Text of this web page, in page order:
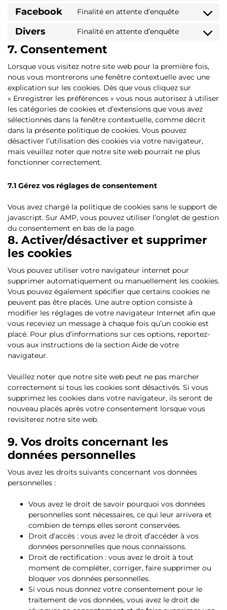
Facebook Finalité en attente d’enquête
Divers Finalité en attente d’enquête
7. Consentement
Lorsque vous visitez notre site web pour la première fois,
nous vous montrerons une fenêtre contextuelle avec une
explication sur les cookies. Dès que vous cliquez sur
« Enregistrer les préférences » vous nous autorisez à utiliser
les catégories de cookies et d’extensions que vous avez
sélectionnés dans la fenêtre contextuelle, comme décrit
dans la présente politique de cookies. Vous pouvez
désactiver l’utilisation des cookies via votre navigateur,
mais veuillez noter que notre site web pourrait ne plus
fonctionner correctement.
7.1 Gérez vos réglages de consentement
Vous avez chargé la politique de cookies sans le support de
javascript. Sur AMP, vous pouvez utiliser l’onglet de gestion
du consentement en bas de la page.
8. Activer/désactiver et supprimer
les cookies
Vous pouvez utiliser votre navigateur internet pour
supprimer automatiquement ou manuellement les cookies.
Vous pouvez également spécifier que certains cookies ne
peuvent pas être placés. Une autre option consiste à
modifier les réglages de votre navigateur Internet afin que
vous receviez un message à chaque fois qu’un cookie est
placé. Pour plus d’informations sur ces options, reportez-
vous aux instructions de la section Aide de votre
navigateur.
Veuillez noter que notre site web peut ne pas marcher
correctement si tous les cookies sont désactivés. Si vous
supprimez les cookies dans votre navigateur, ils seront de
nouveau placés après votre consentement lorsque vous
revisiterez notre site web.
9. Vos droits concernant les
données personnelles
Vous avez les droits suivants concernant vos données
personnelles :
Vous avez le droit de savoir pourquoi vos données
personnelles sont nécessaires, ce qui leur arrivera et
combien de temps elles seront conservées.
Droit d’accès : vous avez le droit d’accéder à vos
données personnelles que nous connaissons.
Droit de rectification : vous avez le droit à tout
moment de compléter, corriger, faire supprimer ou
bloquer vos données personnelles.
Si vous nous donnez votre consentement pour le
traitement de vos données, vous avez le droit de